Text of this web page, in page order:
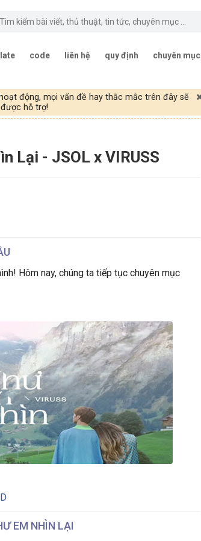
code liên hệ quy định chuyên mục
động, mọi vấn đề hay thắc mắc trên đây sẽ
hỗ trợ!
Lại - JSOL x VIRUSS
Hôm nay, chúng ta tiếp tục chuyên mục
EM NHÌN LẠI